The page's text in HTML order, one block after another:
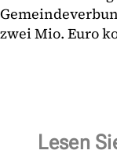
zwei Mio. Euro
Lesen